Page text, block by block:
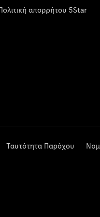
απορρήτου 5Star
Ταυτότητα Παρόχου